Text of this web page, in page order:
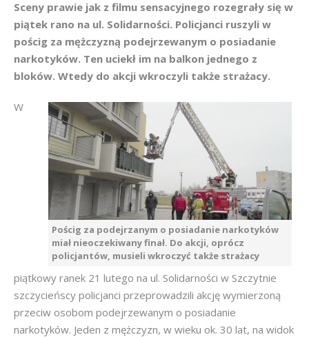
Sceny prawie jak z filmu sensacyjnego rozegrały się w
piątek rano na ul. Solidarności. Policjanci ruszyli w
pościg za mężczyzną podejrzewanym o posiadanie
narkotyków. Ten uciekł im na balkon jednego z
bloków. Wtedy do akcji wkroczyli także strażacy.
Pościg za podejrzanym o posiadanie narkotyków
miał nieoczekiwany finał. Do akcji, oprócz
policjantów, musieli wkroczyć także strażacy
W
piątkowy ranek 21 lutego na ul. Solidarności w Szczytnie
szczycieńscy policjanci przeprowadzili akcję wymierzoną
przeciw osobom podejrzewanym o posiadanie
narkotyków. Jeden z mężczyzn, w wieku ok. 30 lat, na widok